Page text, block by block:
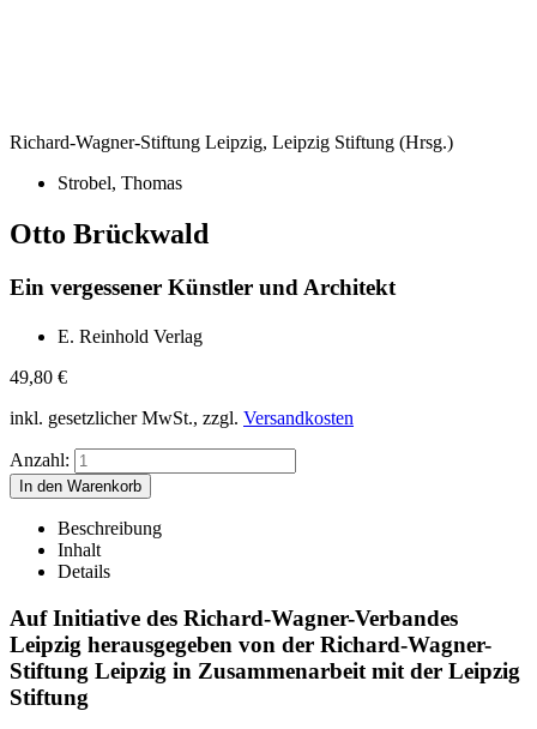
Richard-Wagner-Stiftung Leipzig, Leipzig Stiftung (Hrsg.)
Strobel, Thomas
Otto Brückwald
Ein vergessener Künstler und Architekt
E. Reinhold Verlag
49,80 €
inkl. gesetzlicher MwSt., zzgl. Versandkosten
Anzahl:
Beschreibung
Inhalt
Details
Auf Initiative des Richard-Wagner-Verbandes
Leipzig herausgegeben von der Richard-Wagner-
Stiftung Leipzig in Zusammenarbeit mit der Leipzig
Stiftung